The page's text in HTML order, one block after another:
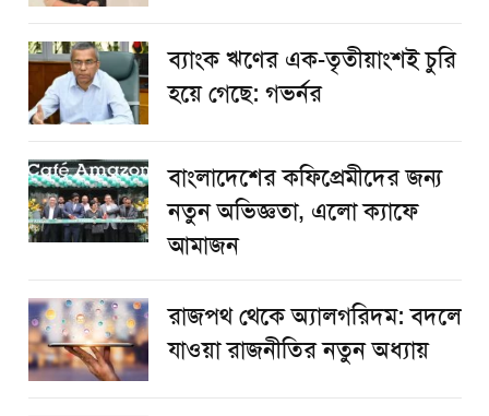
ব্যাংক ঋণের এক-তৃতীয়াংশই চুরি
হয়ে গেছে: গভর্নর
বাংলাদেশের কফিপ্রেমীদের জন্য
নতুন অভিজ্ঞতা, এলো ক্যাফে
আমাজন
রাজপথ থেকে অ্যালগরিদম: বদলে
যাওয়া রাজনীতির নতুন অধ্যায়